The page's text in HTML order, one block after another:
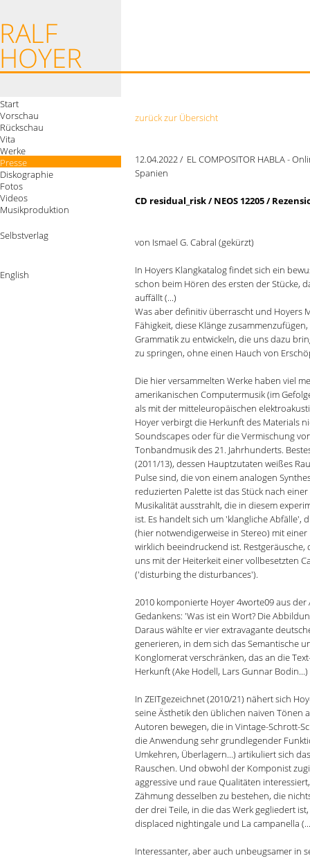
Start
Vorschau
Rückschau
Vita
Werke
Presse
Diskographie
Fotos
Videos
Musikproduktion
Selbstverlag
English
zurück zur Übersicht
12.04.2022 / EL COMPOSITOR HABLA -
Spanien
CD residual_risk / NEOS 12205 /
von Ismael G. Cabral (gekürzt)
In Hoyers Klangkatalog findet sich ein
schon beim Hören des ersten der Stücke,
auffällt(...)
Was aber definitiv überrascht und Hoyers
Fähigkeit, diese Klänge
Grammatik zu entwickeln, die uns dazu
zu springen, ohne einen Hauch von
Die hier versammelten Werke haben viel
amerikanischen Computermusik (im
als mit der mitteleuropäischen
Hoyer verbirgt die Herkunft des Materials
Soundscapes oder für die Vermischung
Tonbandmusik des 21. Jahrhunderts.
(2011/13), dessen Hauptzutaten weißes
Pulse sind, die von einem analogen
reduzierten Palette ist das Stück nach
Musikalität ausstrahlt, die in diesem
ist. Es handelt sich um 'klangliche Abfälle',
(hier notwendigerweise in Stereo) mit
wirklich beeindruckend ist.
uns mit der Heiterkeit einer vollbesetzten
('disturbing the disturbances').
2010 komponierte Hoyer 4worte09 aus
Gedankens: 'Was ist ein Wort? Die
Daraus wählte er vier extravagante
generieren, in dem sich das Semantische
Konglomerat verschränken, das an die
Herkunft (Ake Hodell, Lars Gunnar
In ZEITgezeichnet (2010/21) nähert sich
seine Ästhetik den üblichen naiven Tönen
Autoren bewegen, die in Vintage-Schrott-
die Anwendung sehr grundlegender
Umkehren, Überlagern...) artikuliert sich
Rauschen. Und obwohl der Komponist
aggressive und raue Qualitäten
Zähmung desselben zu bestehen, die
der drei Teile, in die das Werk gegliedert
displaced nightingale und La campanella
Interessanter, aber auch unbeugsamer in